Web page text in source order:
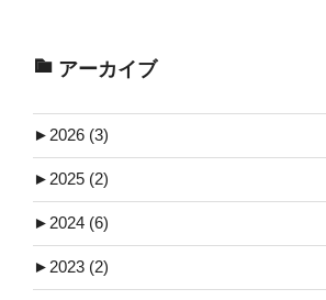
アーカイブ
► 2026 (3)
► 2025 (2)
► 2024 (6)
► 2023 (2)